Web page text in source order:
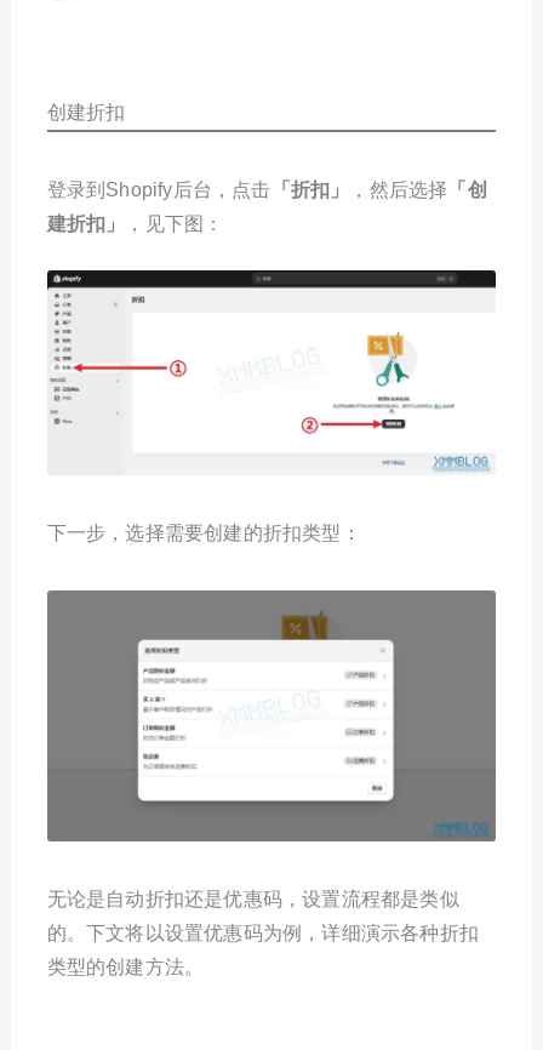
创建折扣
登录到Shopify后台，点击 「 折扣 」 ，然后选择 「 创
建折扣 」 ，见下图：
下一步，选择需要创建的折扣类型：
无论是自动折扣还是优惠码，设置流程都是类似
的。下文将以设置优惠码为例，详细演示各种折扣
类型的创建方法。